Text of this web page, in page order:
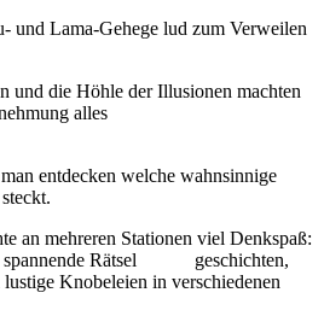
Lama-Gehege lud zum Verweilen
die Höhle der Illusionen machten
alles
entdecken welche wahnsinnige
mehreren Stationen viel Denkspaß:
spannende Rätsel geschichten,
Knobeleien in verschiedenen